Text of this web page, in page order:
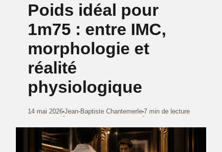
Poids idéal pour
1m75 : entre IMC,
morphologie et
réalité
physiologique
14 mai 2026
·
Jean-Baptiste Chantemerle
·
7 min de lecture